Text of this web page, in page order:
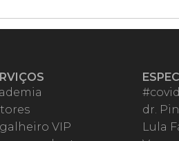
VIP
dr.
Lula